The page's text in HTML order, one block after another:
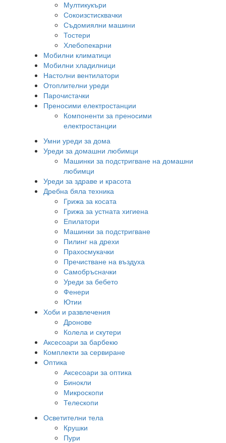
Мултикукъри
Сокоизстисквачки
Съдомиялни машини
Тостери
Хлебопекарни
Мобилни климатици
Мобилни хладилници
Настолни вентилатори
Отоплителни уреди
Парочистачки
Преносими електростанции
Компоненти за преносими
електростанции
Умни уреди за дома
Уреди за домашни любимци
Машинки за подстригване на домашни
любимци
Уреди за здраве и красота
Дребна бяла техника
Грижа за косата
Грижа за устната хигиена
Епилатори
Машинки за подстригване
Пилинг на дрехи
Прахосмукачки
Пречистване на въздуха
Самобръсначки
Уреди за бебето
Фенери
Ютии
Хоби и развлечения
Дронове
Колела и скутери
Аксесоари за барбекю
Комплекти за сервиране
Оптика
Аксесоари за оптика
Бинокли
Микроскопи
Телескопи
Осветителни тела
Крушки
Пури